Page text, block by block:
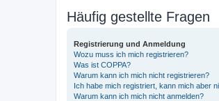
Häufig gestellte Fragen
Registrierung und Anmeldung
Wozu muss ich mich registrieren?
Was ist COPPA?
Warum kann ich mich nicht registrieren?
Ich habe mich registriert, kann mich aber
Warum kann ich mich nicht anmelden?